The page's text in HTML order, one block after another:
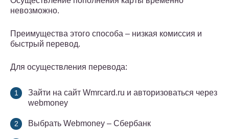
невозможно.
Преимущества этого способа – низкая комиссия и
быстрый перевод.
Для осуществления перевода:
Зайти на сайт Wmrcard.ru и авторизоваться через
webmoney
Выбрать Webmoney – Сбербанк